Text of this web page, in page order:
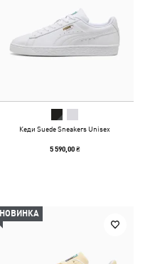
Кеди Suede Sneakers Unisex
5 590,00 ₴
НОВИНКА